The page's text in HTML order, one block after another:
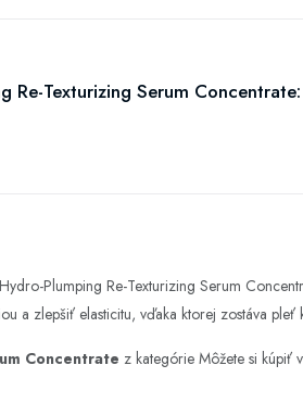
Re-Texturizing Serum Concentrate:
Plumping Re-Texturizing Serum
a zlepšiť elasticitu, vďaka ktorej zostáva pleť
Concentrate z kategórie Môžete si kúpiť